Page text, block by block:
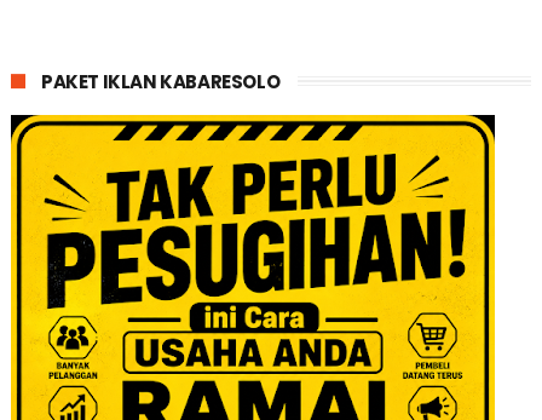
PAKET IKLAN KABARESOLO